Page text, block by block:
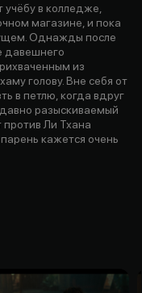
в колледже,
магазине, и пока
Однажды после
давешнего
из
голову. Вне себя от
в петлю, когда вдруг
разыскиваемый
против Ли Тхана
кажется очень